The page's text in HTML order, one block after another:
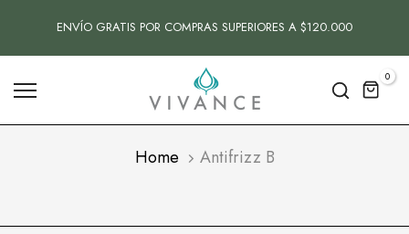
ENVÍO GRATIS POR COMPRAS SUPERIORES A $120.000
0
Home Antifrizz B